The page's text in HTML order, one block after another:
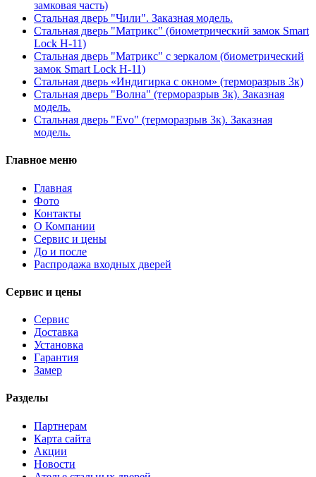
замковая часть)
Стальная дверь "Чили". Заказная модель.
Стальная дверь "Матрикс" (биометрический замок Smart
Lock H-11)
Стальная дверь "Матрикс" с зеркалом (биометрический
замок Smart Lock H-11)
Стальная дверь «Индигирка с окном» (терморазрыв 3к)
Стальная дверь "Волна" (терморазрыв 3к). Заказная
модель.
Стальная дверь "Evo" (терморазрыв 3к). Заказная
модель.
Главное меню
Главная
Фото
Контакты
О Компании
Сервис и цены
До и после
Распродажа входных дверей
Сервис и цены
Сервис
Доставка
Установка
Гарантия
Замер
Разделы
Партнерам
Карта сайта
Акции
Новости